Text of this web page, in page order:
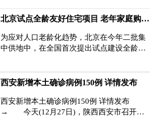
北京试点全龄友好住宅项目 老年家庭购房首付最低35%
为应对人口老龄化趋势，北京在今年二批集
中供地中，在全国首次提出试点建设全龄友
西安新增本土确诊病例150例 详情发布
西安新增本土确诊病例150例 详情发布
→ 今天(12月27日)，陕西西安市召开新